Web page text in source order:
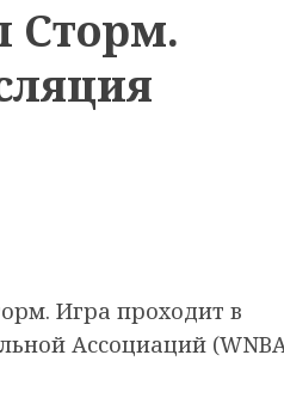
Сторм.
Игра проходит в
Ассоциаций